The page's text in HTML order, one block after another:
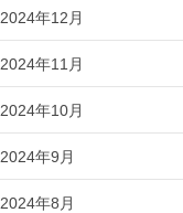
2024年12月
2024年11月
2024年10月
2024年9月
2024年8月